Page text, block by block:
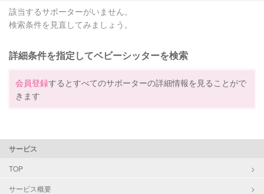
該当するサポーターがいません。
検索条件を見直してみましょう。
詳細条件を指定してベビーシッターを検索
会員登録するとすべてのサポーターの詳細情報を見ることがで
きます
サービス
TOP
サービス概要